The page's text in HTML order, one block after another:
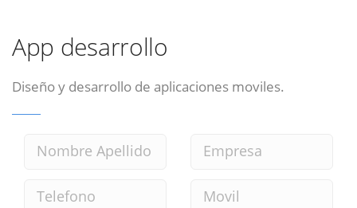
App desarrollo
Diseño y desarrollo de aplicaciones moviles.